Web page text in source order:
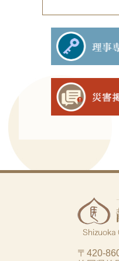
〒420-